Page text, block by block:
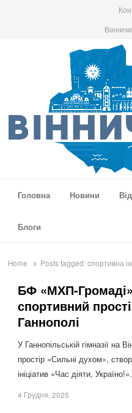
Головна
Новини
Блоги
Home Posts tagged:спортивна
БФ «МХП-
спортивний
Ганнополі
У Ганнопільській гімназії на
простір «Сильні духом»,
ініціатив «Час діяти,
4 Грудня, 2025